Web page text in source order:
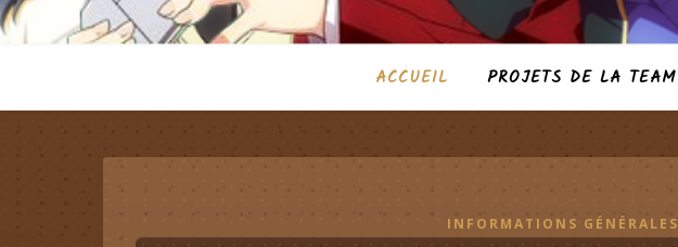
ACCUEIL PROJETS DE LA TEAM
INFORMATIONS GÉNÉRALES